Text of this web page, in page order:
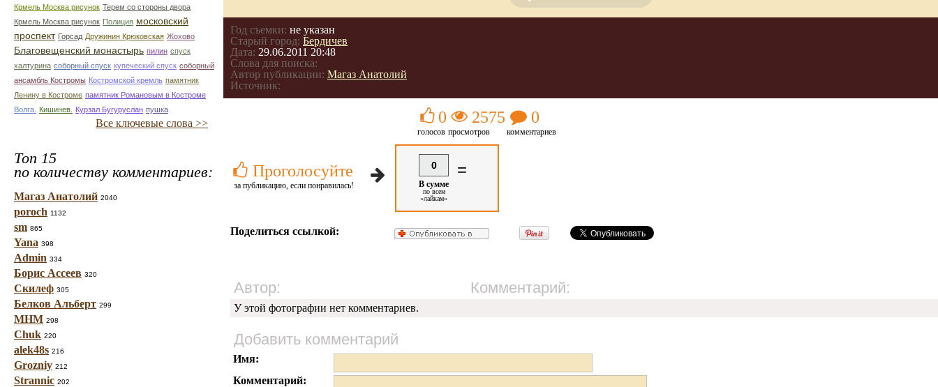
Крмель Москва рисунок Терем со стороны двора
Крмель Москва рисунок Полиция московский
проспект Горсад Дружинин Крюковская Жохово
Благовещенский монастырь пилин спуск
халтурина соборный спуск купеческий спуск соборный
ансамбль Костромы Костромской кремль памятник
Ленину в Костроме памятник Романовым в Костроме
Волга.
Кишинев. Курзал Бугуруслан пушка
Все ключевые слова >>
Топ 15
по количеству комментариев:
Магаз Анатолий 2040
poroch 1132
sm 865
Yana 398
Admin 334
Борис Ассеев 320
Скилеф 305
Белков Альберт 299
МНМ 298
Chuk 220
alek48s 216
Grozniy 212
Strannic 202
Год съемки: не указан
Старый город: Бердичев
Дата: 29.06.2011 20:48
Слова для поиска:
Автор публикации: Магаз Анатолий
Источник:
Проголосуйте
за публикацию, если понравилась!
0
голосов
2575
просмотров
0
комментариев
0
В сумме
по всем
«лайкам»
=
Поделиться ссылкой:
Автор: Комментарий:
У этой фотографии нет комментариев.
Добавить комментарий
Имя:
Комментарий: